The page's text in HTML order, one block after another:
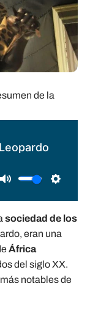
de la
sociedad de los
eran una
África
del siglo XX.
notables de